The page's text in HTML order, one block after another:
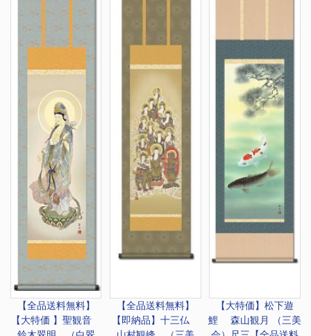
【全品送料無料】
【大特価 】 聖観音
【全品送料無料】
【即納品】十三仏
【大特価】松下遊
鯉 森山観月 （三美